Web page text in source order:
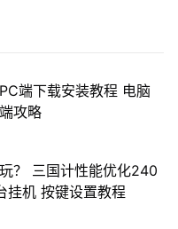
端下载安装教程 电脑
攻略
？ 三国计性能优化240
挂机 按键设置教程